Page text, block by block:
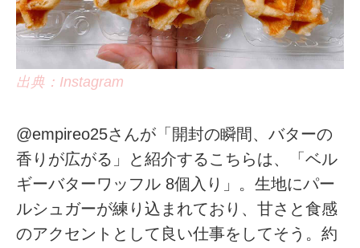
出典：Instagram
@empireo25さんが「開封の瞬間、バターの
香りが広がる」と紹介するこちらは、「ベル
ギーバターワッフル 8個入り」。生地にパー
ルシュガーが練り込まれており、甘さと食感
のアクセントとして良い仕事をしてそう。約